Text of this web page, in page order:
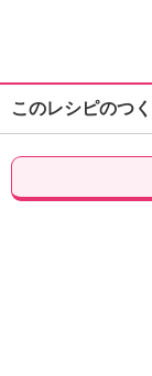
このレシピのつ